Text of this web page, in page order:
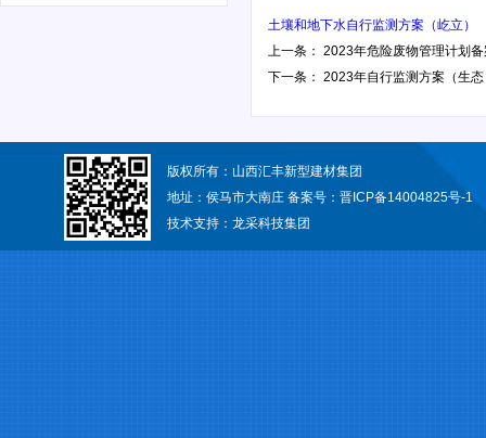
土壤和地下水自行监测方案（屹立）
上一条： 2023年危险废物管理计划
下一条： 2023年自行监测方案（生
版权所有：山西汇丰新型建材集团
地址：侯马市大南庄 备案号： 晋ICP备14004825号-1
技术支持： 龙采科技集团